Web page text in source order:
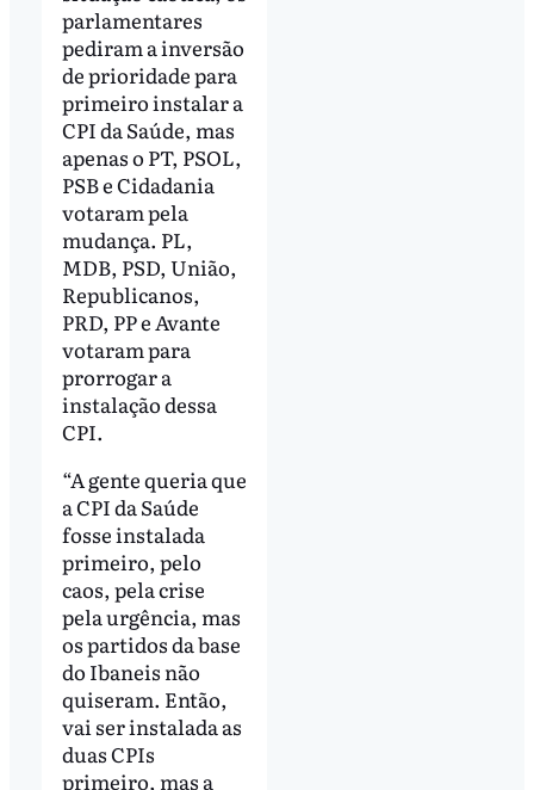
parlamentares
pediram a inversão
de prioridade para
primeiro instalar a
CPI da Saúde, mas
apenas o PT, PSOL,
PSB e Cidadania
votaram pela
mudança. PL,
MDB, PSD, União,
Republicanos,
PRD, PP e Avante
votaram para
prorrogar a
instalação dessa
CPI.
“A gente queria que
a CPI da Saúde
fosse instalada
primeiro, pelo
caos, pela crise
pela urgência, mas
os partidos da base
do Ibaneis não
quiseram. Então,
vai ser instalada as
duas CPIs
primeiro, mas a